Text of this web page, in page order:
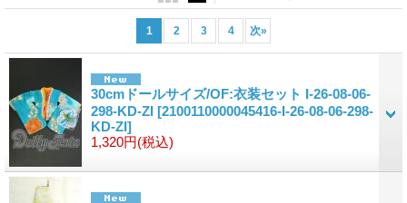
1 2 3 4 次»
30cmドールサイズ/OF:衣装セット I-26-08-06-
298-KD-ZI [2100110000045416-I-26-08-06-298-
KD-ZI]
1,320円(税込)